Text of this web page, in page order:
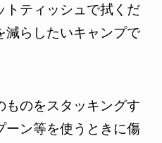
トティッシュで拭くだ
減らしたいキャンプで
ものをスタッキングす
ーン等を使うときに傷